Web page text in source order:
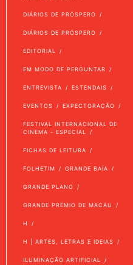
DIÁRIOS DE PRÓSPERO
DIÁRIOS DE PRÓSPERO
EDITORIAL
EM MODO DE PERGUNTAR
ENTREVISTA ESTENDAIS
EVENTOS EXPECTORAÇÃO
FESTIVAL INTERNACIONAL DE
CINEMA - ESPECIAL
FICHAS DE LEITURA
FOLHETIM GRANDE BAÍA
GRANDE PLANO
GRANDE PRÉMIO DE MACAU
H
H | ARTES, LETRAS E IDEIAS
ILUMINAÇÃO ARTIFICIAL